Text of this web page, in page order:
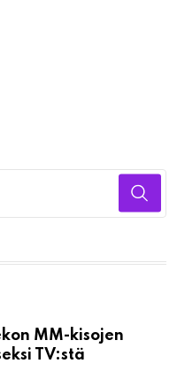
MM-kisojen
TV:stä